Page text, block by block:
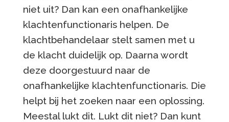
niet uit? Dan kan een onafhankelijke
klachtenfunctionaris helpen. De
klachtbehandelaar stelt samen met u
de klacht duidelijk op. Daarna wordt
deze doorgestuurd naar de
onafhankelijke klachtenfunctionaris. Die
helpt bij het zoeken naar een oplossing.
Meestal lukt dit. Lukt dit niet? Dan kunt